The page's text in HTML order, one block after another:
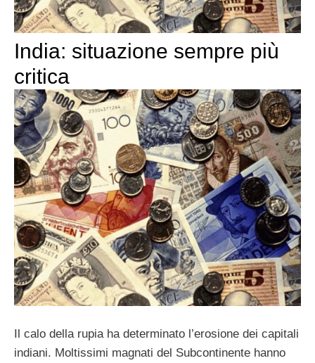
India: situazione sempre più
critica
Il calo della rupia ha determinato l’erosione dei capitali
indiani. Moltissimi magnati del Subcontinente hanno